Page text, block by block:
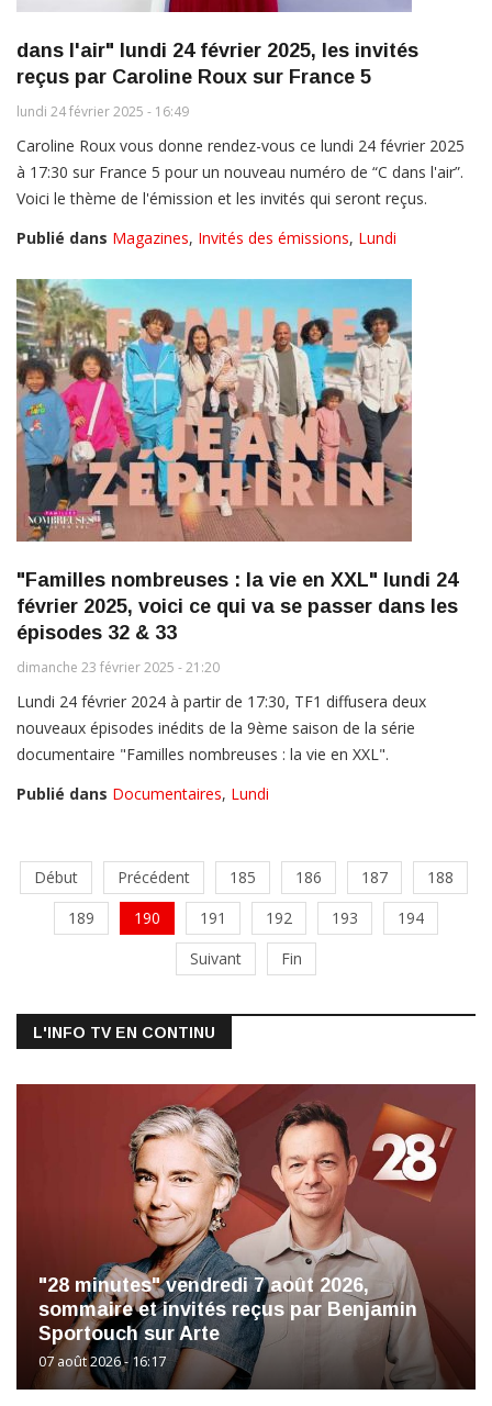
dans l'air" lundi 24 février 2025, les invités
reçus par Caroline Roux sur France 5
lundi 24 février 2025 - 16:49
Caroline Roux vous donne rendez-vous ce lundi 24 février 2025
à 17:30 sur France 5 pour un nouveau numéro de “C dans l'air”.
Voici le thème de l'émission et les invités qui seront reçus.
Publié dans Magazines, Invités des émissions, Lundi
"Familles nombreuses : la vie en XXL" lundi 24
février 2025, voici ce qui va se passer dans les
épisodes 32 & 33
dimanche 23 février 2025 - 21:20
Lundi 24 février 2024 à partir de 17:30, TF1 diffusera deux
nouveaux épisodes inédits de la 9ème saison de la série
documentaire "Familles nombreuses : la vie en XXL".
Publié dans Documentaires, Lundi
Début Précédent 185 186 187
188
189
190 191 192 193
194
Suivant
Fin
L'INFO TV EN CONTINU
"28 minutes" vendredi 7 août 2026,
sommaire et invités reçus par Benjamin
Sportouch sur Arte
07 août 2026 - 16:17